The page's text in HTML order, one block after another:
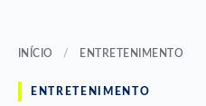
INÍCIO / ENTRETENIMENTO
ENTRETENIMENTO